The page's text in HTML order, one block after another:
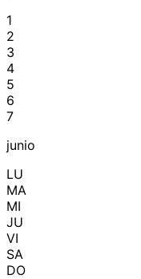
1
2
3
4
5
6
7
junio
LU
MA
MI
JU
VI
SA
DO